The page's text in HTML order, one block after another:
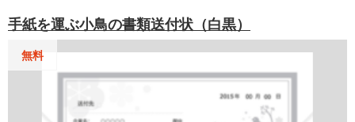
手紙を運ぶ小鳥の書類送付状（白黒）
無料